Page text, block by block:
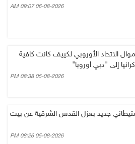
06-08-2026 09:07 AM
الاتحاد الأوروبي لكييف كانت كافية
إلى "دبي أوروبا"
05-08-2026 08:38 PM
جديد بعزل القدس الشرقية عن بيت
05-08-2026 08:26 PM